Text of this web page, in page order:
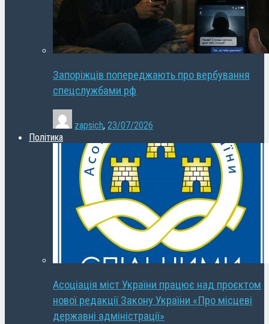
Запоріжців попереджають про вербування
спецслужбами рф
zapsich, 23/07/2026
Політика
Асоціація міст України працює над проєктом
нової редакції Закону України «Про місцеві
державні адміністрації»